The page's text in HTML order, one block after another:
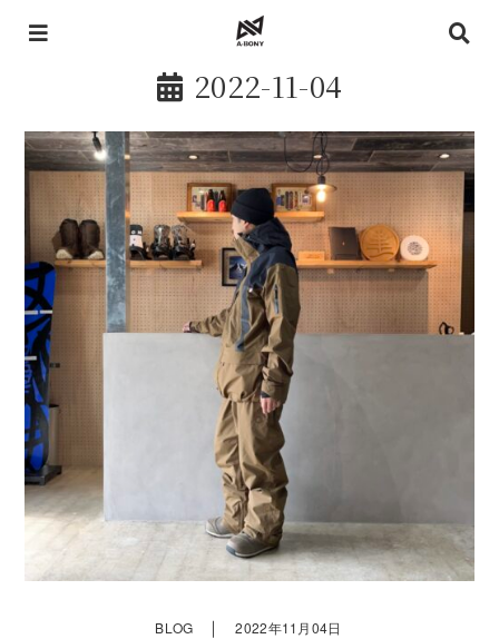
2022-11-04
BLOG ｜ 2022年11月04日